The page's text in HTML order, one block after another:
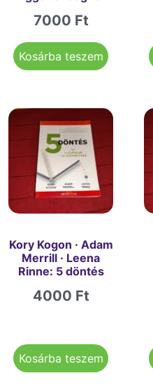
7000 Ft
Kosárba teszem
Kory Kogon · Adam
Merrill · Leena
Rinne: 5 döntés
4000 Ft
Kosárba teszem